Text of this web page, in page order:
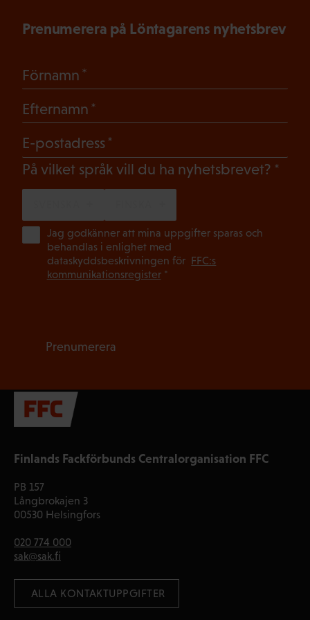
Finlands Fackförbunds Centralorganisation FFC
PB 157
Långbrokajen 3
00530 Helsingfors
020 774 000
sak@sak.fi
ALLA KONTAKTUPPGIFTER
Prenumerera på Löntagarens nyhetsbrev
Förnamn
Efternamn
E-postadress
På vilket språk vill du ha nyhetsbrevet?
Jag godkänner att mina uppgifter sparas och
behandlas i enlighet med
dataskyddsbeskrivningen för FFC:s
kommunikationsregister*
Prenumerera